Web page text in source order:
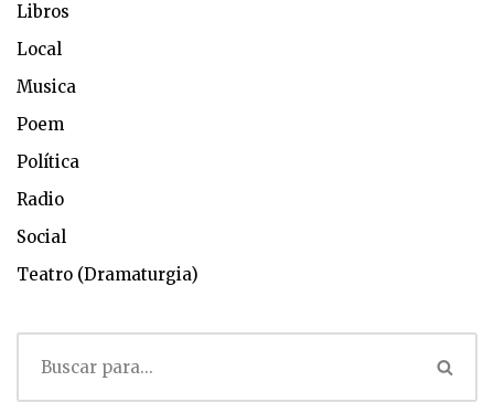
Libros
Local
Musica
Poem
Política
Radio
Social
Teatro (Dramaturgia)